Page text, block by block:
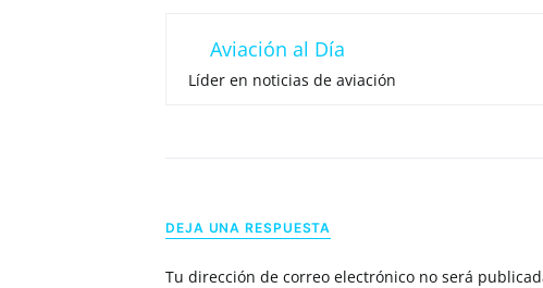
Aviación al Día
Líder en noticias de aviación
DEJA UNA RESPUESTA
Tu dirección de correo electrónico no será